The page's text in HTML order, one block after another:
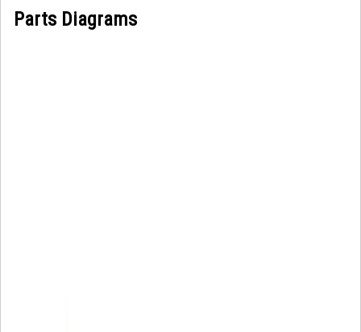
Parts Diagrams